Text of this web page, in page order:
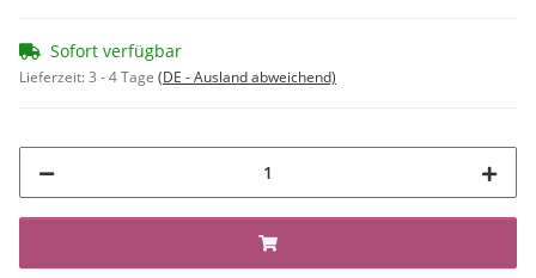
Sofort verfügbar
Lieferzeit:3 - 4 Tage (DE - Ausland abweichend)